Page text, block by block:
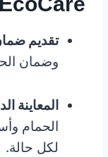
تقديم
وضمان
المعاينة
الحمام
لكل حالة.